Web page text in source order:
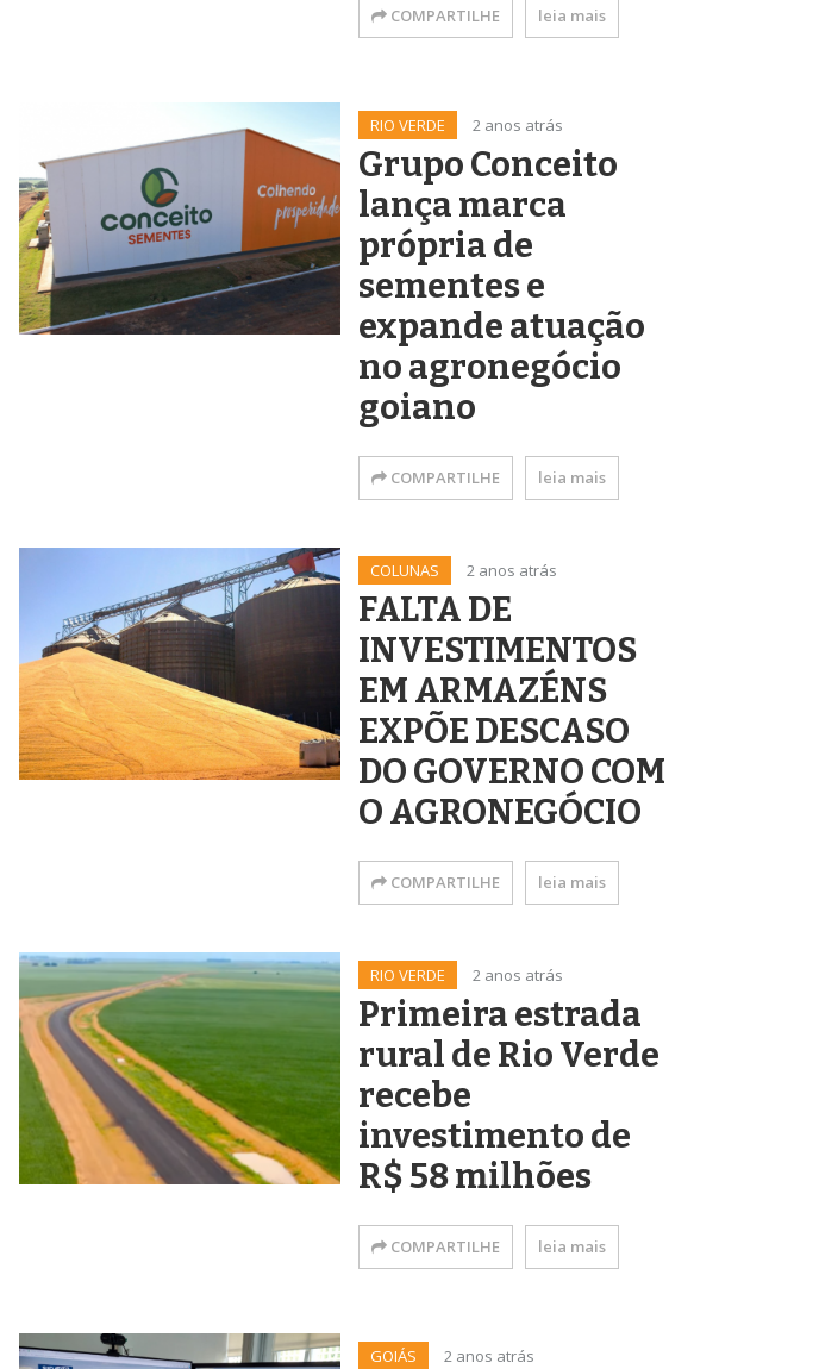
COMPARTILHE leia mais
RIO VERDE 2 anos atrás
Grupo Conceito
lança marca
própria de
sementes e
expande atuação
no agronegócio
goiano
COMPARTILHE leia mais
COLUNAS 2 anos atrás
FALTA DE
INVESTIMENTOS
EM ARMAZÉNS
EXPÕE DESCASO
DO GOVERNO COM
O AGRONEGÓCIO
COMPARTILHE leia mais
RIO VERDE 2 anos atrás
Primeira estrada
rural de Rio Verde
recebe
investimento de
R$ 58 milhões
COMPARTILHE leia mais
GOIÁS 2 anos atrás